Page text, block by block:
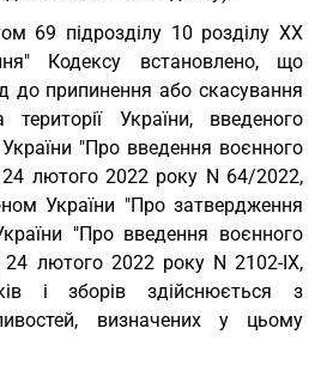
69 підрозділу 10 розділу XX
Кодексу встановлено, що
до припинення або скасування
України, введеного
"Про введення воєнного
24 лютого 2022 року N 64/2022,
України "Про затвердження
"Про введення воєнного
24 лютого 2022 року N 2102-IX,
і зборів здійснюється з
визначених у цьому